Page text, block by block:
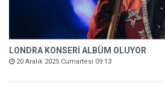
LONDRA KONSERİ ALBÜM OLUYOR
20 Aralık 2025 Cumartesi 09:13